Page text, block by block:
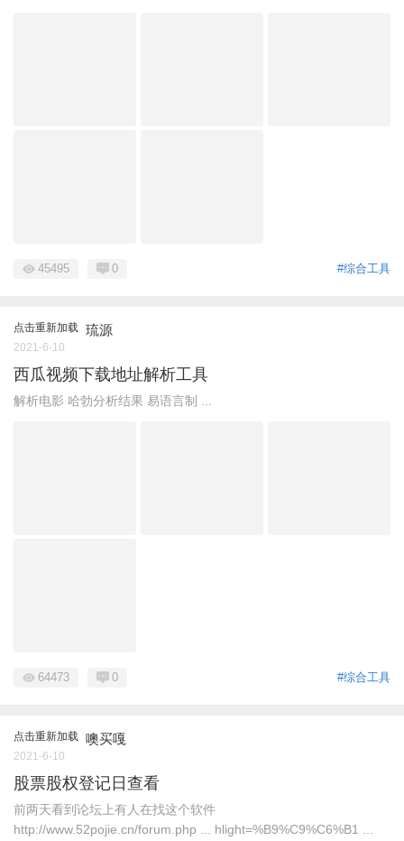
#综合工具
45495 0
点击重新加载 琉源
2021-6-10
西瓜视频下载地址解析工具
解析电影 哈勃分析结果 易语言制 ...
#综合工具
64473 0
点击重新加载 噢买嘎
2021-6-10
股票股权登记日查看
前两天看到论坛上有人在找这个软件
http://www.52pojie.cn/forum.php ... hlight=%B9%C9%C6%B1 ...